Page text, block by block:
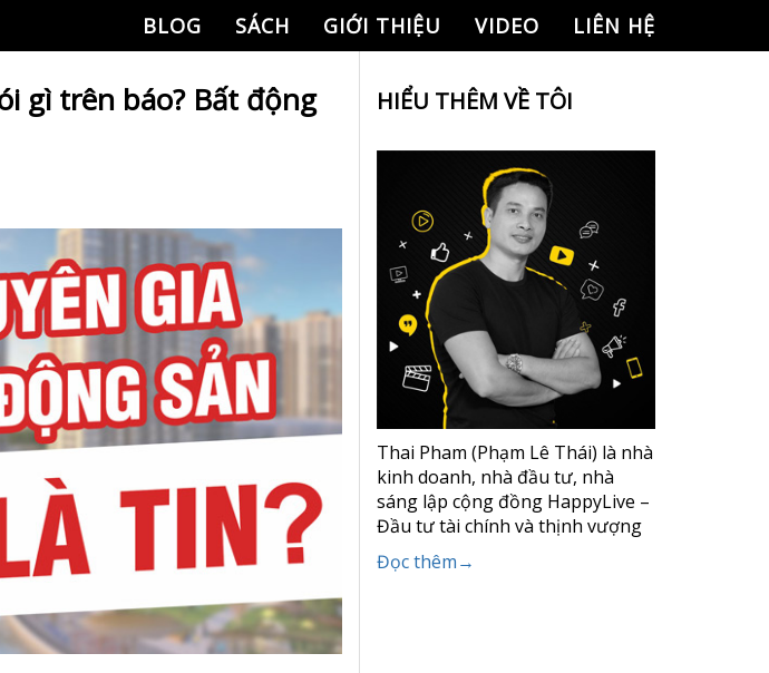
BLOG SÁCH GIỚI THIỆU VIDEO LIÊN HỆ
gì trên báo? Bất động HIỂU THÊM VỀ TÔI
Thai Pham (Phạm Lê Thái) là nhà
kinh doanh, nhà đầu tư, nhà
sáng lập cộng đồng HappyLive –
Đầu tư tài chính và thịnh vượng
Đọc thêm→